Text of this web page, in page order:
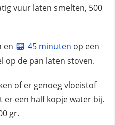
vuur laten smelten, 500
en 45 minuten op een
op de pan laten stoven.
of er genoeg vloeistof
een half kopje water bij.
gr.